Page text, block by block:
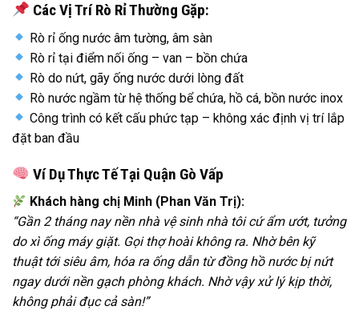
Các Vị Trí Rò Rỉ Thường Gặp:
Rò rỉ ống nước âm tường, âm sàn
Rò rỉ tại điểm nối ống – van – bồn chứa
Rò do nứt, gãy ống nước dưới lòng đất
Rò nước ngầm từ hệ thống bể chứa, hồ cá, bồn nước inox
Công trình có kết cấu phức tạp – không xác định vị trí lắp
đặt ban đầu
Ví Dụ Thực Tế Tại Quận Gò Vấp
Khách hàng chị Minh (Phan Văn Trị):
“Gần 2 tháng nay nền nhà vệ sinh nhà tôi cứ ẩm ướt, tưởng
do xì ống máy giặt. Gọi thợ hoài không ra. Nhờ bên kỹ
thuật tới siêu âm, hóa ra ống dẫn từ đồng hồ nước bị nứt
ngay dưới nền gạch phòng khách. Nhờ vậy xử lý kịp thời,
không phải đục cả sàn!”